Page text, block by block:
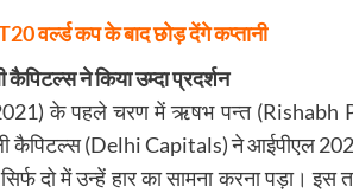
वर्ल्ड कप के बाद छोड़ देंगे कप्तानी
ने किया उम्दा प्रदर्शन
के पहले चरण में ऋषभ पन्त (Rishabh
कैपिटल्स (Delhi Capitals) ने आईपीएल
दो में उन्हें हार का सामना करना पड़ा।